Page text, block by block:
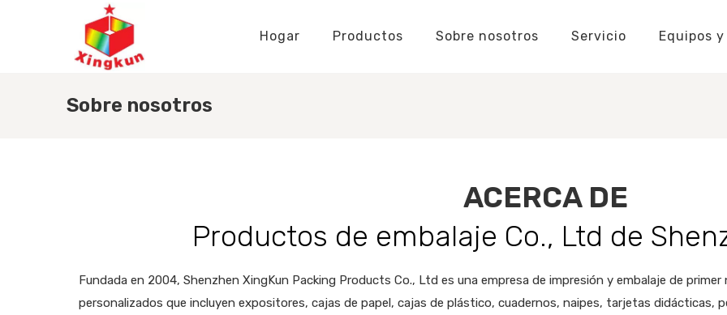
Hogar Productos Sobre nosotros Servicio Equipos
Sobre nosotros
ACERCA DE
Productos de embalaje Co., Ltd de
Fundada en 2004, Shenzhen XingKun Packing Products Co., Ltd es una empresa de impresión y embalaje de
personalizados que incluyen expositores, cajas de papel, cajas de plástico, cuadernos, naipes, tarjetas didácticas,